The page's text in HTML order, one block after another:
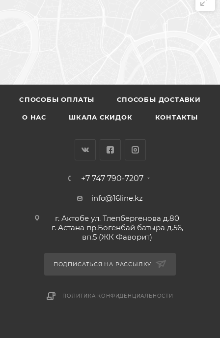
CПОСОБЫ ОПЛАТЫ СПОСОБЫ ДОСТАВКИ
О НАС ШКАЛА СКИДОК КОНТАКТЫ
+7 747 790-7207
info@16line.kz
г. Актобе ул. Тлепбергенова д.80
г. Астана пр.Богенбай батыра д.56,
вп.5 (ЖК Фаворит)
ПОДПИСАТЬСЯ НА РАССЫЛКУ
ПОЛИТИКА КОНФИДЕНЦИАЛЬНОСТИ